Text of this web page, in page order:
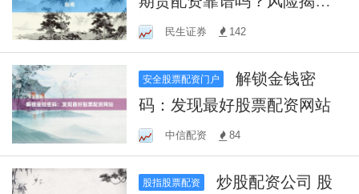
与防范指南
民生证券 142
安全股票配资门户
解锁金钱密
码：发现最好股票配资网站
中信配资 84
股指股票配资
炒股配资公司 股